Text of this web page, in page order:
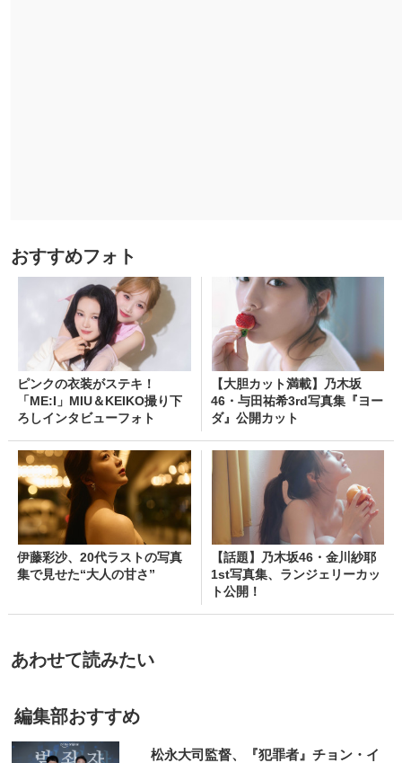
おすすめフォト
ピンクの衣装がステキ！
「ME:I」MIU＆KEIKO撮り下
ろしインタビューフォト
【大胆カット満載】乃木坂
46・与田祐希3rd写真集『ヨー
ダ』公開カット
伊藤彩沙、20代ラストの写真
集で見せた“大人の甘さ”
【話題】乃木坂46・金川紗耶
1st写真集、ランジェリーカッ
ト公開！
あわせて読みたい
編集部おすすめ
松永大司監督、『犯罪者』チョン・イ